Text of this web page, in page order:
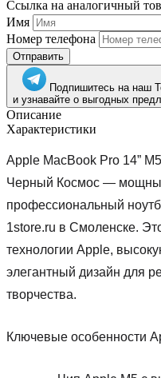
Ссылка на аналогичный
Имя
Номер телефона
Отправить
Подпишитесь на наш
и узнавайте о выгодных
Описание
Характеристики
Apple MacBook Pro 14”
Черный Космос —
профессиональный
1store.ru в Смоленске.
технологии Apple,
элегантный дизайн для
творчества.
Ключевые особенности